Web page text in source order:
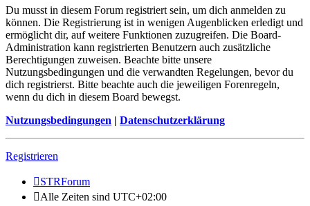
Du musst in diesem Forum registriert sein, um dich anmelden zu
können. Die Registrierung ist in wenigen Augenblicken erledigt und
ermöglicht dir, auf weitere Funktionen zuzugreifen. Die Board-
Administration kann registrierten Benutzern auch zusätzliche
Berechtigungen zuweisen. Beachte bitte unsere
Nutzungsbedingungen und die verwandten Regelungen, bevor du
dich registrierst. Bitte beachte auch die jeweiligen Forenregeln,
wenn du dich in diesem Board bewegst.
Nutzungsbedingungen | Datenschutzerklärung
Registrieren
STRForum
Alle Zeiten sind UTC+02:00